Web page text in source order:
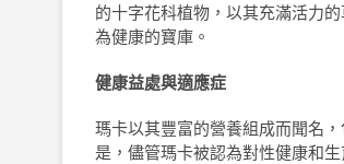
的十字花科植物，以其充滿活力
為健康的寶庫。
健康益處與適應症
瑪卡以其豐富的營養組成而聞名
是，儘管瑪卡被認為對性健康和